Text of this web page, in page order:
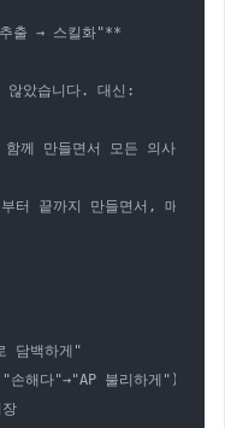
출 → 스킬화"**
않았습니다. 대신:
께 만들면서 모든 의사결정
터 끝까지 만들면서, 매 단
담백하게"
해다"→"AP 불리하게")